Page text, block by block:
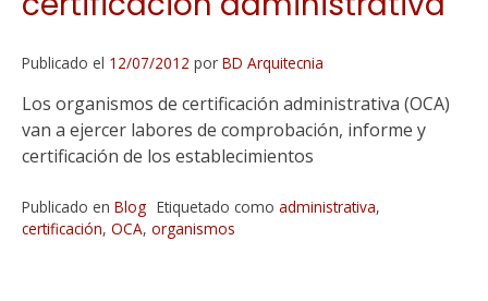
Publicado el 12/07/2012 por BD Arquitecnia
Los organismos de certificación administrativa (OCA)
van a ejercer labores de comprobación, informe y
certificación de los establecimientos
Publicado en Blog Etiquetado como administrativa,
certificación, OCA, organismos